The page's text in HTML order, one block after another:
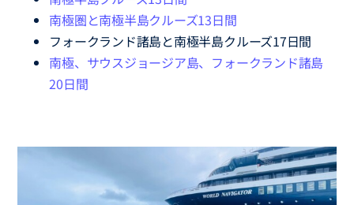
南極圏と南極半島クルーズ13日間
フォークランド諸島と南極半島クルーズ17日間
南極、サウスジョージア島、フォークランド諸島
20日間